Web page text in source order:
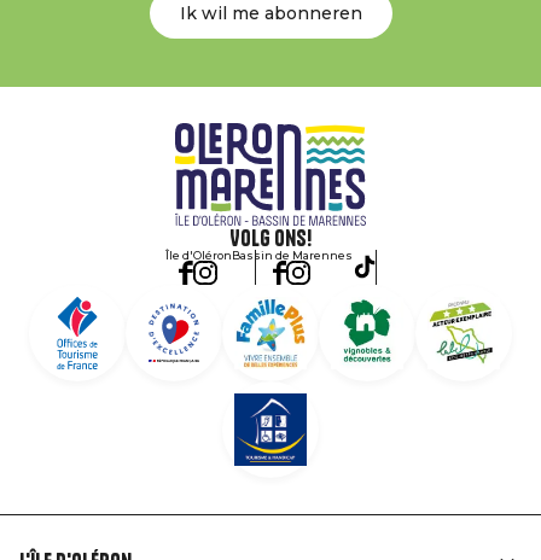
Ik wil me abonneren
Volg ons!
Île d'OléronBassin de Marennes